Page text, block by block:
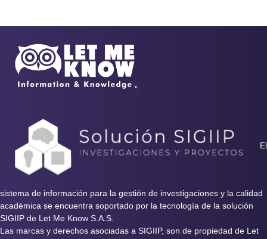
El
sistema de información para la gestión de investigaciones y la calidad
académica se encuentra soportado por la tecnología de la solución
SIGIIP de Let Me Know S.A.S.
Las marcas y derechos asociadas a SIGIIP, son de propiedad de Let